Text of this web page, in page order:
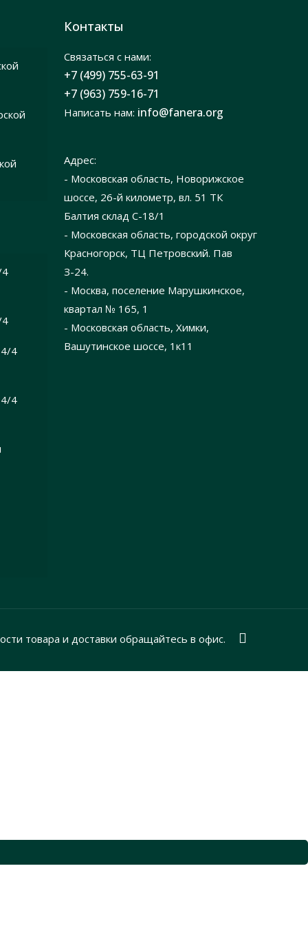
4
4
Контакты
Связаться с нами:
+7 (499) 755-63-91
+7 (963) 759-16-71
Написать нам: info@fanera.org
Адрес:
- Московская область, Новорижское
шоссе, 26-й километр, вл. 51 ТК
Балтия склад C-18/1
- Московская область, городской округ
Красногорск, ТЦ Петровский. Пав
З-24.
- Москва, поселение Марушкинское,
квартал № 165, 1
- Московская область, Химки,
Вашутинское шоссе, 1к11
товара и доставки обращайтесь в офис.